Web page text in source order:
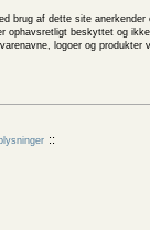
brug af dette site
beskyttet og
logoer og